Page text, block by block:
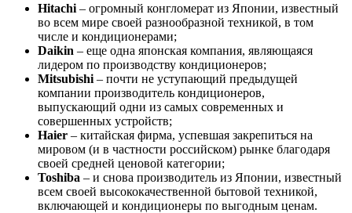
Hitachi – огромный конгломерат из Японии, известный
во всем мире своей разнообразной техникой, в том
числе и кондиционерами;
Daikin – еще одна японская компания, являющаяся
лидером по производству кондиционеров;
Mitsubishi – почти не уступающий предыдущей
компании производитель кондиционеров,
выпускающий одни из самых современных и
совершенных устройств;
Haier – китайская фирма, успевшая закрепиться на
мировом (и в частности российском) рынке благодаря
своей средней ценовой категории;
Toshiba – и снова производитель из Японии, известный
всем своей высококачественной бытовой техникой,
включающей и кондиционеры по выгодным ценам.